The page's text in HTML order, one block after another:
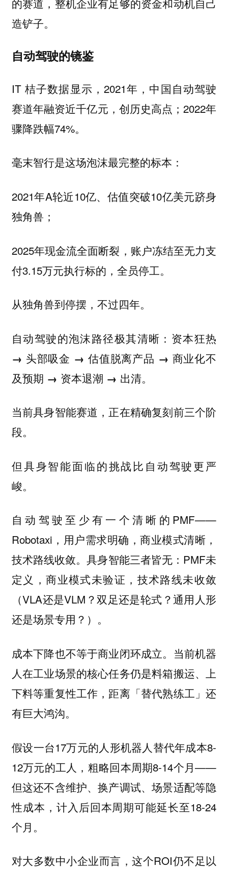
的赛道，整机企业有足够的资金和动机自己
造铲子。
自动驾驶的镜鉴
IT 桔子数据显示，2021年，中国自动驾驶
赛道年融资近千亿元，创历史高点；2022年
骤降跌幅74%。
毫末智行是这场泡沫最完整的标本：
2021年A轮近10亿、估值突破10亿美元跻身
独角兽；
2025年现金流全面断裂，账户冻结至无力支
付3.15万元执行标的，全员停工。
从独角兽到停摆，不过四年。
自动驾驶的泡沫路径极其清晰： 资本狂热
→ 头部吸金 → 估值脱离产品 → 商业化不
及预期 → 资本退潮 → 出清。
当前具身智能赛道，正在精确复刻前三个阶
段。
但具身智能面临的挑战比自动驾驶更严
峻。
自动驾驶至少有一个清晰的PMF——
Robotaxi，用户需求明确，商业模式清晰，
技术路线收敛。具身智能三者皆无：PMF未
定义，商业模式未验证，技术路线未收敛
（VLA还是VLM？双足还是轮式？通用人形
还是场景专用？）。
成本下降也不等于商业闭环成立。当前机器
人在工业场景的核心任务仍是料箱搬运、上
下料等重复性工作，距离「替代熟练工」还
有巨大鸿沟。
假设一台17万元的人形机器人替代年成本8-
12万元的工人，粗略回本周期8-14个月——
但这还不含维护、换产调试、场景适配等隐
性成本，计入后回本周期可能延长至18-24
个月。
对大多数中小企业而言，这个ROI仍不足以